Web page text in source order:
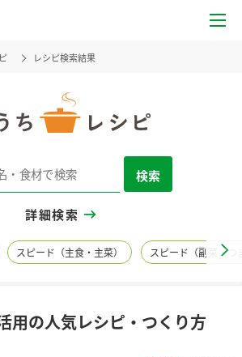
レシピ検索結果
検索
詳細検索
スピード（主食・主菜） スピード（副菜・つ
用の人気レシピ・つくり方